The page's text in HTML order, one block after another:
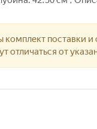
поставки
отличаться от